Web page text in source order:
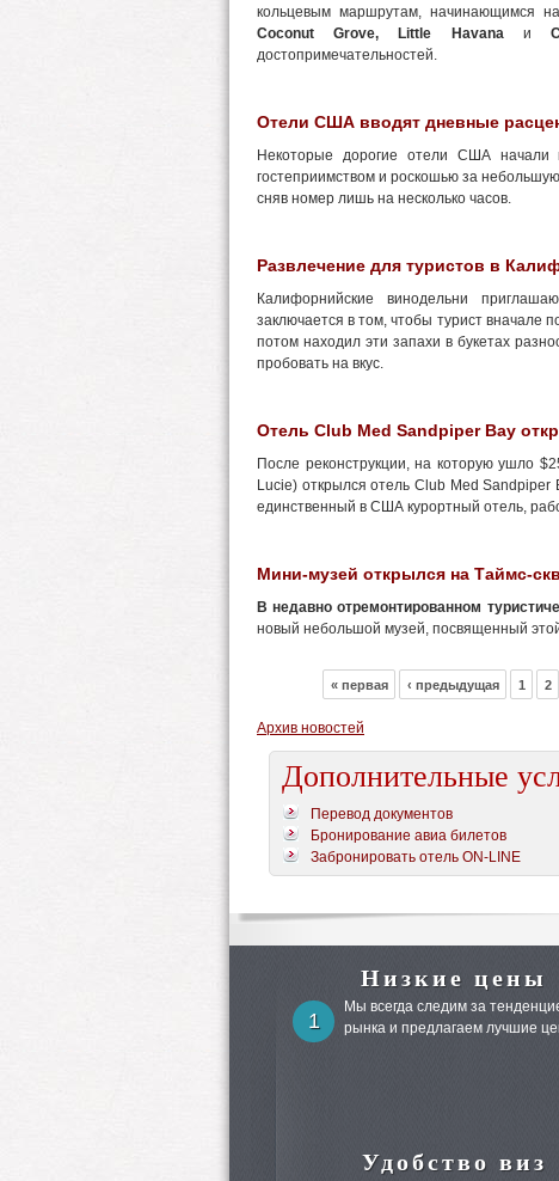
кольцевым маршрутам, начинающимся
Coconut Grove, Little Havana и
достопримечательностей.
Отели США вводят дневные
Некоторые дорогие отели США начали
гостеприимством и роскошью за
сняв номер лишь на несколько часов.
Развлечение для туристов в
Калифорнийские винодельни
заключается в том, чтобы турист вначале
потом находил эти запахи в букетах
пробовать на вкус.
Отель Club Med Sandpiper Bay
После реконструкции, на которую ушло
Lucie) открылся отель Club Med
единственный в США курортный отель,
Мини-музей открылся на Таймс-
В недавно отремонтированном
новый небольшой музей, посвященный
« первая ‹ предыдущая 1 2
Архив новостей
Дополнительные
Перевод документов
Бронирование авиа билетов
Забронировать отель ON-LINE
Низкие цены
1
Мы всегда следим за
рынка и предлагаем лучшие
Удобство виз